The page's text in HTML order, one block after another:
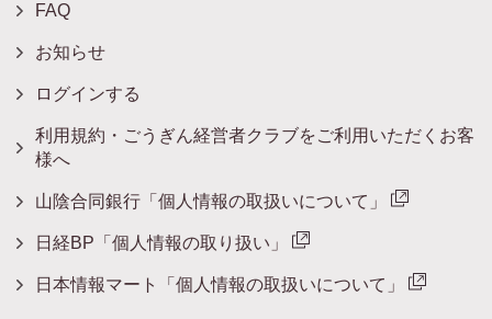
FAQ
お知らせ
ログインする
利用規約・ごうぎん経営者クラブをご利用いただくお客
様へ
山陰合同銀行「個人情報の取扱いについて」
日経BP「個人情報の取り扱い」
日本情報マート「個人情報の取扱いについて」